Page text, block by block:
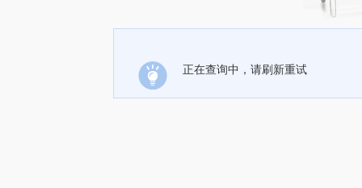
正在查询中，请刷新重试